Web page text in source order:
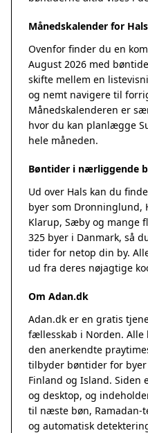
Månedskalender for Hals
Ovenfor finder du en
August 2026 med
skifte mellem en
og nemt navigere til
Månedskalenderen er
hvor du kan planlægge
hele måneden.
Bøntider i nærliggende
Ud over Hals kan du
byer som Dronninglund,
Klarup, Sæby og mange
325 byer i Danmark, så
tider for netop din by.
ud fra deres nøjagtige
Om Adan.dk
Adan.dk er en gratis
fællesskab i Norden.
den anerkendte
tilbyder bøntider for byer
Finland og Island.
og desktop, og
til næste bøn, Ramadan-
og automatisk